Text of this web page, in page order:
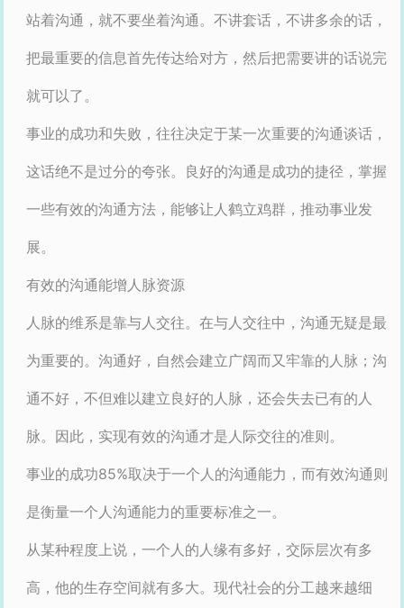
站着沟通，就不要坐着沟通。不讲套话，不讲多余的话，
把最重要的信息首先传达给对方，然后把需要讲的话说完
就可以了。
事业的成功和失败，往往决定于某一次重要的沟通谈话，
这话绝不是过分的夸张。良好的沟通是成功的捷径，掌握
一些有效的沟通方法，能够让人鹤立鸡群，推动事业发
展。
有效的沟通能增人脉资源
人脉的维系是靠与人交往。在与人交往中，沟通无疑是最
为重要的。沟通好，自然会建立广阔而又牢靠的人脉；沟
通不好，不但难以建立良好的人脉，还会失去已有的人
脉。因此，实现有效的沟通才是人际交往的准则。
事业的成功85%取决于一个人的沟通能力，而有效沟通则
是衡量一个人沟通能力的重要标准之一。
从某种程度上说，一个人的人缘有多好，交际层次有多
高，他的生存空间就有多大。现代社会的分工越来越细